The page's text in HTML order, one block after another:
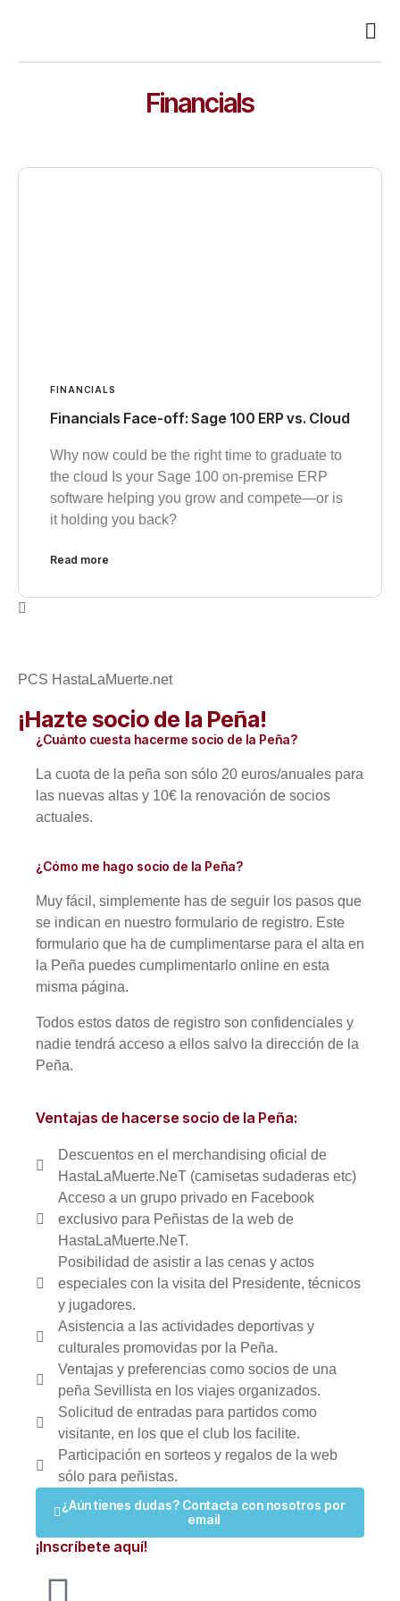
Financials
FINANCIALS
Financials Face-off: Sage 100 ERP vs. Cloud
Why now could be the right time to graduate to
the cloud Is your Sage 100 on-premise ERP
software helping you grow and compete—or is
it holding you back?
Read more
PCS HastaLaMuerte.net
¡Hazte socio de la Peña!
¿Cuánto cuesta hacerme socio de la Peña?
La cuota de la peña son sólo 20 euros/anuales para
las nuevas altas y 10€ la renovación de socios
actuales.
¿Cómo me hago socio de la Peña?
Muy fácil, simplemente has de seguir los pasos que
se indican en nuestro formulario de registro. Este
formulario que ha de cumplimentarse para el alta en
la Peña puedes cumplimentarlo online en esta
misma página.
Todos estos datos de registro son confidenciales y
nadie tendrá acceso a ellos salvo la dirección de la
Peña.
Ventajas de hacerse socio de la Peña:
Descuentos en el merchandising oficial de
HastaLaMuerte.NeT (camisetas sudaderas etc)
Acceso a un grupo privado en Facebook
exclusivo para Peñistas de la web de
HastaLaMuerte.NeT.
Posibilidad de asistir a las cenas y actos
especiales con la visita del Presidente, técnicos
y jugadores.
Asistencia a las actividades deportivas y
culturales promovidas por la Peña.
Ventajas y preferencias como socios de una
peña Sevillista en los viajes organizados.
Solicitud de entradas para partidos como
visitante, en los que el club los facilite.
Participación en sorteos y regalos de la web
sólo para peñistas.
¿Aún tienes dudas? Contacta con nosotros por
email
¡Inscríbete aquí!